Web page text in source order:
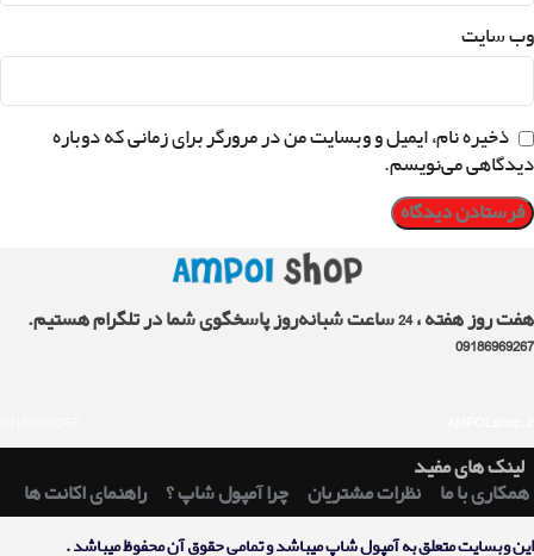
وب‌ سایت
ذخیره نام، ایمیل و وبسایت من در مرورگر برای زمانی که دوباره
دیدگاهی می‌نویسم.
هفت روز هفته ، 24 ساعت شبانه‌روز پاسخگوی شما در تلگرام هستیم.
09186969267
لینک های مفید
همکاری با ما
نظرات مشتریان چرا آمپول شاپ ؟ راهنمای اکانت ها
اين وبسايت متعلق به آمپول شاپ ميباشد و تمامی حقوق آن محفوظ ميباشد .